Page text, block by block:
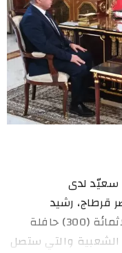
سعيّد لدى
25 فيفري 2025 بقصر قرطاج، رشيد
العامري، وزير النقل، موضوع توريد ثلاثمائة (300) حافلة
والتي ستصل